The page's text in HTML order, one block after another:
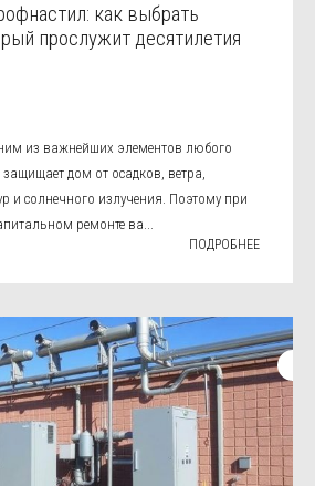
как выбрать
прослужит десятилетия
из важнейших элементов любого
дом от осадков, ветра,
и солнечного излучения. Поэтому при
ремонте ва...
ПОДРОБНЕЕ